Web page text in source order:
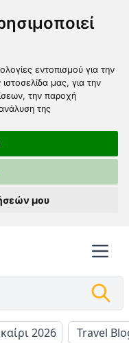
εντοπισμού για την
μας, για την
την παροχή
της
μου
2026 Travel